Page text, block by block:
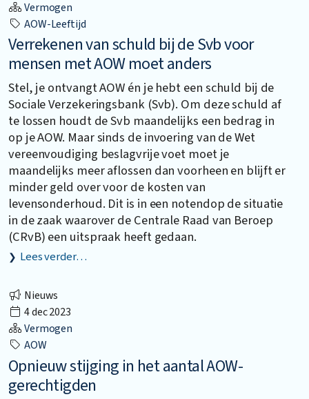
Vermogen
AOW-Leeftijd
Verrekenen van schuld bij de Svb voor
mensen met AOW moet anders
Stel, je ontvangt AOW én je hebt een schuld bij de
Sociale Verzekeringsbank (Svb). Om deze schuld af
te lossen houdt de Svb maandelijks een bedrag in
op je AOW. Maar sinds de invoering van de Wet
vereenvoudiging beslagvrije voet moet je
maandelijks meer aflossen dan voorheen en blijft er
minder geld over voor de kosten van
levensonderhoud. Dit is in een notendop de situatie
in de zaak waarover de Centrale Raad van Beroep
(CRvB) een uitspraak heeft gedaan.
Lees verder…
Nieuws
4 dec 2023
Vermogen
AOW
Opnieuw stijging in het aantal AOW-
gerechtigden